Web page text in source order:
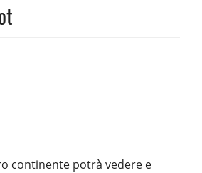
continente potrà vedere e